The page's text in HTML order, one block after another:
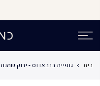
בית גופיית ברבאדוס - ירוק שמנת